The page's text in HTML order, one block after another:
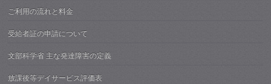
ご利用の流れと料金
受給者証の申請について
文部科学省 主な発達障害の定義
放課後等デイサービス評価表